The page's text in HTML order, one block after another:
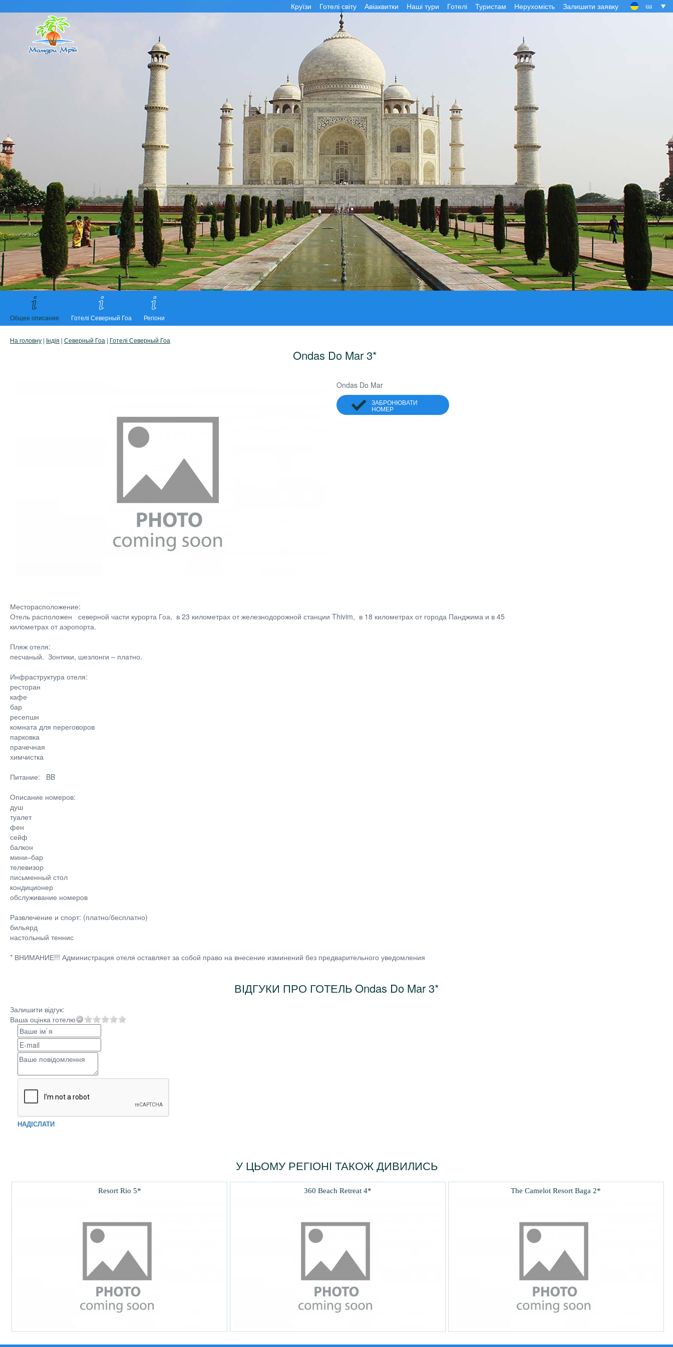
Круїзи Готелі світу Авіаквитки Наші тури Готелі Туристам Нерухомість Залишити заявку ua
Общее описание Готелі Северный Гоа Регіони
На головну | Індія | Северный Гоа | Готелі Северный Гоа
Ondas Do Mar 3*
Ondas Do Mar
ЗАБРОНЮВАТИ
НОМЕР
Месторасположение:
Отель расположен северной части курорта Гоа, в 23 километрах от железнодорожной станции Thivim, в 18 километрах от города Панджима и в 45
километрах от аэропорта.
Пляж отеля:
песчаный. Зонтики, шезлонги – платно.
Инфраструктура отеля:
ресторан
кафе
бар
ресепшн
комната для переговоров
парковка
прачечная
химчистка
Питание: BB
Описание номеров:
душ
туалет
фен
сейф
балкон
мини–бар
телевизор
письменный стол
кондиционер
обслуживание номеров
Развлечение и спорт: (платно/бесплатно)
бильярд
настольный теннис
* ВНИМАНИЕ!!! Администрация отеля оставляет за собой право на внесение изминений без предварительного уведомления
ВІДГУКИ ПРО ГОТЕЛЬ Ondas Do Mar 3*
Залишити відгук:
Ваша оцінка готелю
НАДІСЛАТИ
У ЦЬОМУ РЕГІОНІ ТАКОЖ ДИВИЛИСЬ
Resort Rio 5* 360 Beach Retreat 4* The Camelot Resort Baga 2*